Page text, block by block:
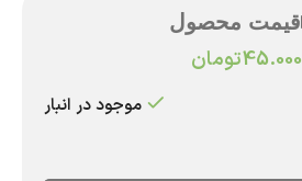
قیمت محصول
45.000تومان
موجود در انبار